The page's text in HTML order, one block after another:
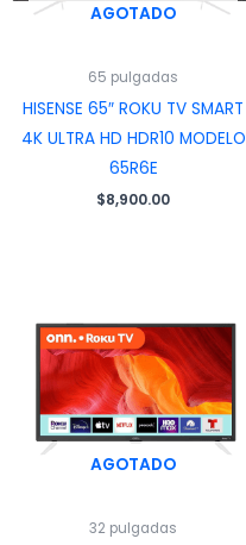
AGOTADO
65 pulgadas
HISENSE 65″ ROKU TV SMART
4K ULTRA HD HDR10 MODELO
65R6E
$8,900.00
AGOTADO
32 pulgadas